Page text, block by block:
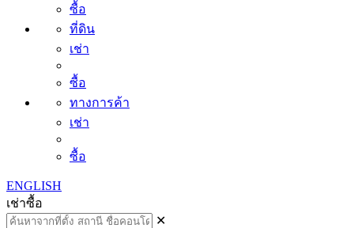
ซื้อ
ที่ดิน
เช่า
ซื้อ
ทางการค้า
เช่า
ซื้อ
ENGLISH
เช่าซื้อ
✕